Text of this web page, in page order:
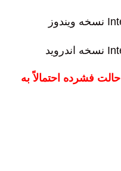
فشرده احتمالاً به